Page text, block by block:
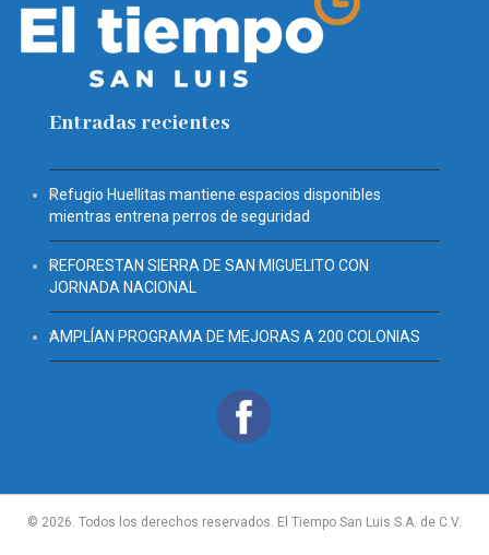
Entradas recientes
Refugio Huellitas mantiene espacios disponibles
mientras entrena perros de seguridad
REFORESTAN SIERRA DE SAN MIGUELITO CON
JORNADA NACIONAL
AMPLÍAN PROGRAMA DE MEJORAS A 200 COLONIAS
© 2026. Todos los derechos reservados. El Tiempo San Luis S.A. de C.V.